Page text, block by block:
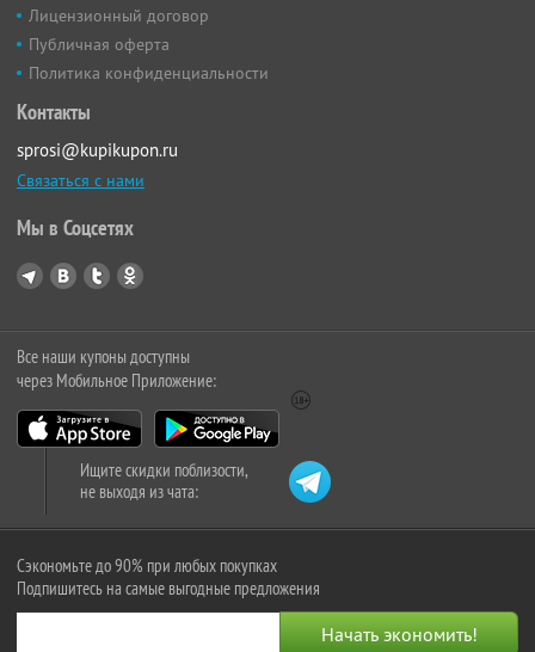
Лицензионный договор
Публичная оферта
Политика конфиденциальности
Контакты
sprosi@kupikupon.ru
Связаться с нами
Мы в Соцсетях
Все наши купоны доступны
через Мобильное Приложение:
Ищите скидки поблизости,
не выходя из чата:
Сэкономьте до 90% при любых покупках
Подпишитесь на самые выгодные предложения